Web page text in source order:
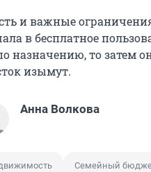
и важные
в бесплатное
назначению, то затем
изымут.
Анна Волкова
Семейный